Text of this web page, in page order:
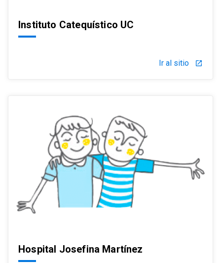
Instituto Catequístico UC
Ir al sitio launch
Hospital Josefina Martínez